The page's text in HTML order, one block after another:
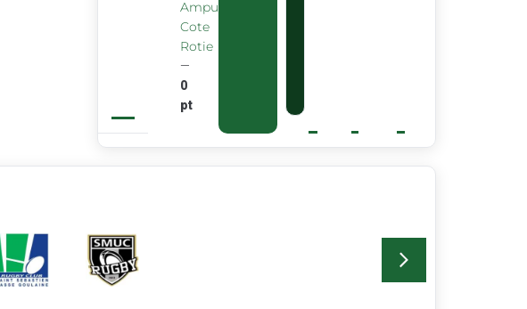
Ampuis
Cote
Rotie
—
0
pt